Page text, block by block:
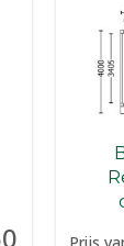
Prijs